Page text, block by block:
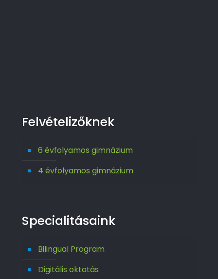
Felvételizőknek
6 évfolyamos gimnázium
4 évfolyamos gimnázium
Specialitásaink
Bilingual Program
Digitális oktatás